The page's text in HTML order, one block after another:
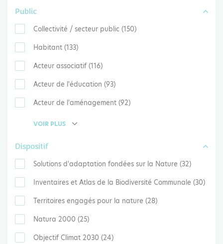
Public
Collectivité / secteur public (150)
Habitant (133)
Acteur associatif (116)
Acteur de l'éducation (93)
Acteur de l'aménagement (92)
VOIR PLUS
Dispositif
Solutions d'adaptation fondées sur la Nature (32)
Inventaires et Atlas de la Biodiversité Communale (30)
Territoires engagés pour la nature (28)
Natura 2000 (25)
Objectif Climat 2030 (24)